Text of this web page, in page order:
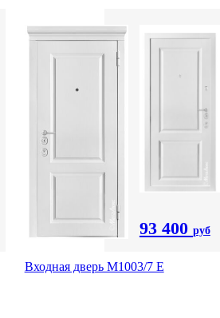
93 400 руб
Входная дверь М1003/7 E